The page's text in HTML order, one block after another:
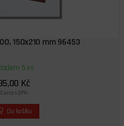
150x210 mm 96453
5 ks
Kč
Cena s DPH
Do košíku